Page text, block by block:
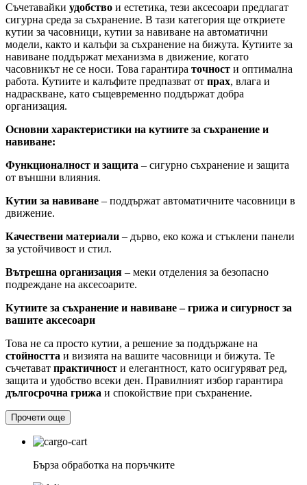
Съчетавайки удобство и естетика, тези аксесоари предлагат
сигурна среда за съхранение. В тази категория ще откриете
кутии за часовници, кутии за навиване на автоматични
модели, както и калъфи за съхранение на бижута. Кутиите за
навиване поддържат механизма в движение, когато
часовникът не се носи. Това гарантира точност и оптимална
работа. Кутиите и калъфите предпазват от прах, влага и
надраскване, като същевременно поддържат добра
организация.
Основни характеристики на кутиите за съхранение и
навиване:
Функционалност и защита – сигурно съхранение и защита
от външни влияния.
Кутии за навиване – поддържат автоматичните часовници в
движение.
Качествени материали – дърво, еко кожа и стъклени панели
за устойчивост и стил.
Вътрешна организация – меки отделения за безопасно
подреждане на аксесоарите.
Кутиите за съхранение и навиване – грижа и сигурност за
вашите аксесоари
Това не са просто кутии, а решение за поддържане на
стойността и визията на вашите часовници и бижута. Те
съчетават практичност и елегантност, като осигуряват ред,
защита и удобство всеки ден. Правилният избор гарантира
дългосрочна грижа и спокойствие при съхранение.
Прочети още
Бърза обработка на поръчките